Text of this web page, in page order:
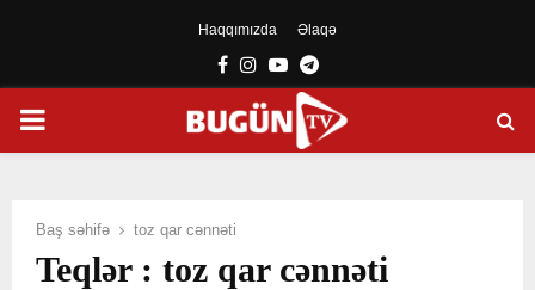
Haqqımızda Əlaqə
Facebook
Instagram
YoutubeTelegram
PRIMARY
Baş səhifə toz qar cənnəti
Teqlər : toz qar cənnəti